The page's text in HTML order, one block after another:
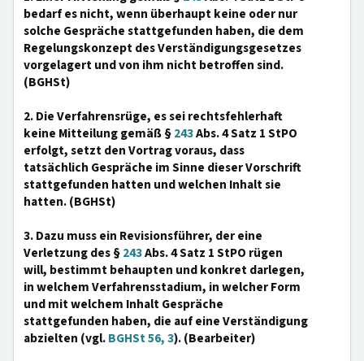
bedarf es nicht, wenn überhaupt keine oder nur
solche Gespräche stattgefunden haben, die dem
Regelungskonzept des Verständigungsgesetzes
vorgelagert und von ihm nicht betroffen sind.
(BGHSt)
2. Die Verfahrensrüge, es sei rechtsfehlerhaft
keine Mitteilung gemäß §243Abs. 4 Satz 1 StPO
erfolgt, setzt den Vortrag voraus, dass
tatsächlich Gespräche im Sinne dieser Vorschrift
stattgefunden hatten und welchen Inhalt sie
hatten. (BGHSt)
3. Dazu muss ein Revisionsführer, der eine
Verletzung des §243Abs. 4 Satz 1 StPO rügen
will, bestimmt behaupten und konkret darlegen,
in welchem Verfahrensstadium, in welcher Form
und mit welchem Inhalt Gespräche
stattgefunden haben, die auf eine Verständigung
abzielten (vgl.BGHSt 56, 3). (Bearbeiter)